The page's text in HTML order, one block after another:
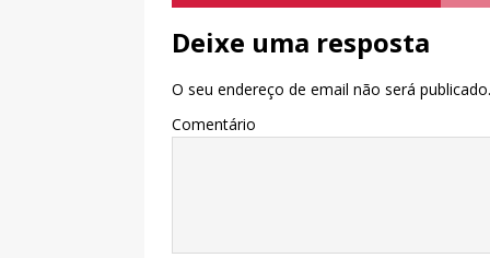
Deixe uma resposta
O seu endereço de email não será publicado.
Comentário